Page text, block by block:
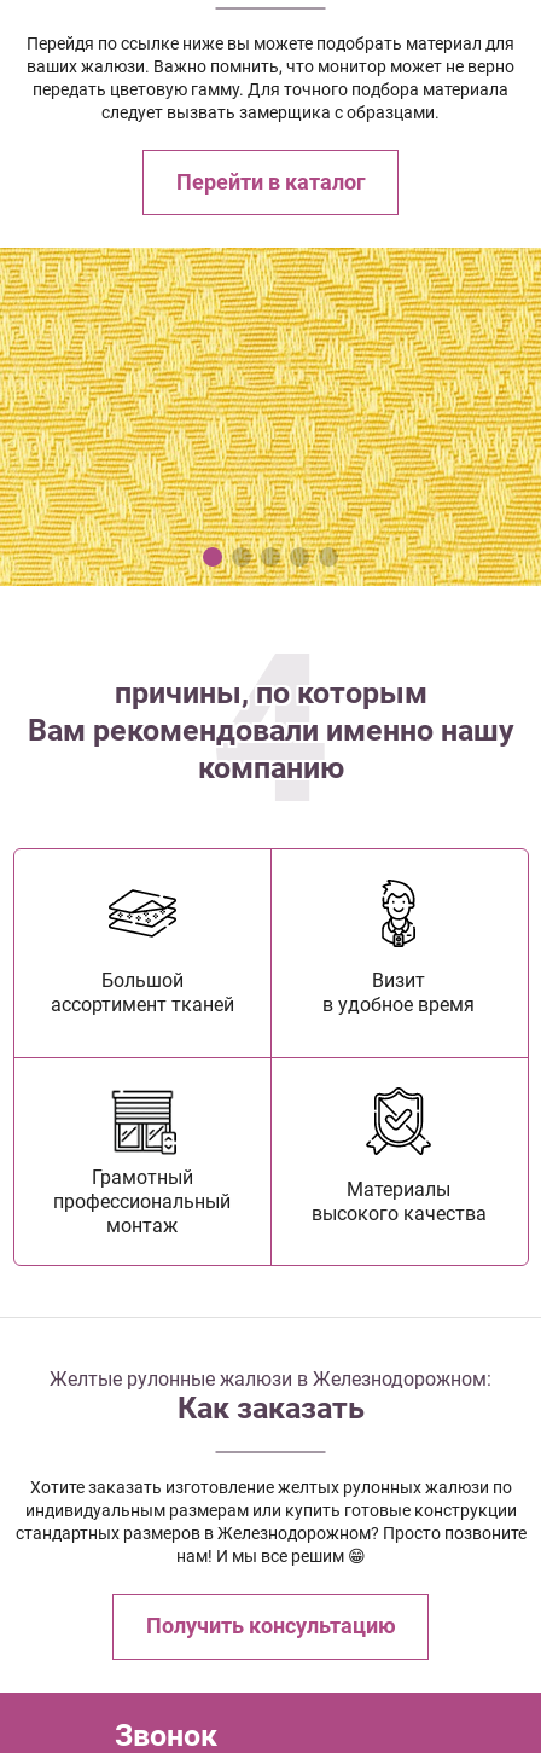
Перейдя по ссылке ниже вы можете подобрать материал для
ваших жалюзи. Важно помнить, что монитор может не верно
передать цветовую гамму. Для точного подбора материала
следует вызвать замерщика с образцами.
Перейти в каталог
4
причины, по которым
Вам рекомендовали именно нашу
компанию
Большой
ассортимент тканей
Визит
в удобное время
Грамотный
профессиональный
монтаж
Материалы
высокого качества
Желтые рулонные жалюзи в Железнодорожном:
Как заказать
Хотите заказать изготовление желтых рулонных жалюзи по
индивидуальным размерам или купить готовые конструкции
стандартных размеров в Железнодорожном? Просто позвоните
нам! И мы все решим 😁
Получить консультацию
Звонок